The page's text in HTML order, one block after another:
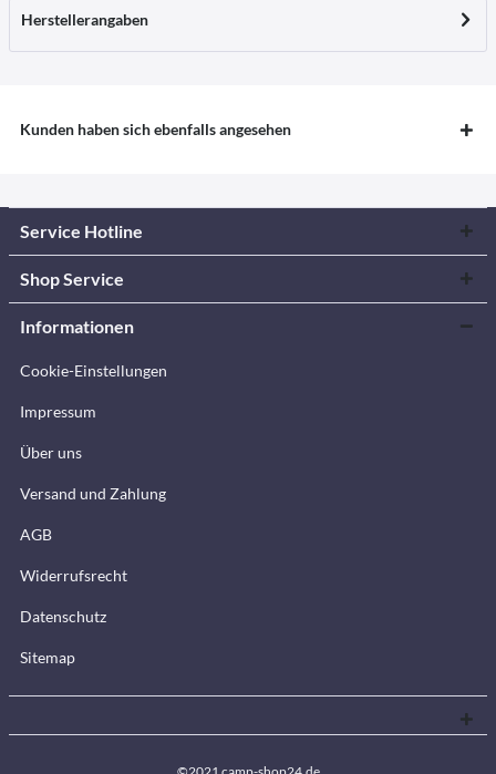
Herstellerangaben
Kunden haben sich ebenfalls angesehen
Service Hotline
Shop Service
Informationen
Cookie-Einstellungen
Impressum
Über uns
Versand und Zahlung
AGB
Widerrufsrecht
Datenschutz
Sitemap